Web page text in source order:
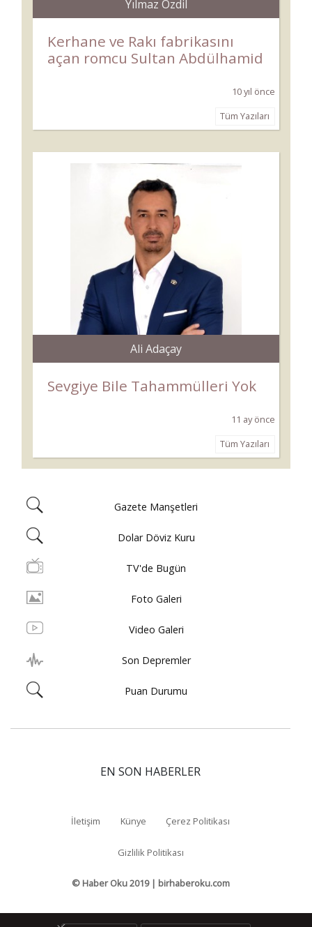
Yılmaz Özdil
Kerhane ve Rakı fabrikasını
açan romcu Sultan Abdülhamid
10 yıl önce
Tüm Yazıları
Ali Adaçay
Sevgiye Bile Tahammülleri Yok
11 ay önce
Tüm Yazıları
Gazete Manşetleri
Dolar Döviz Kuru
TV'de Bugün
Foto Galeri
Video Galeri
Son Depremler
Puan Durumu
EN SON HABERLER
İletişim Künye Çerez Politikası
Gizlilik Politikası
© Haber Oku 2019 | birhaberoku.com